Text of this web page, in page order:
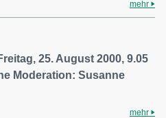
mehr
25. August 2000, 9.05
Moderation: Susanne
mehr